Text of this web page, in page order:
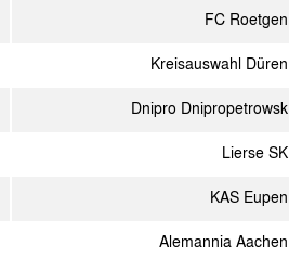
FC Roetgen
Kreisauswahl Düren
Dnipro Dnipropetrowsk
Lierse SK
KAS Eupen
Alemannia Aachen